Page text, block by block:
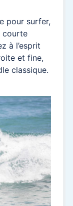
pour surfer,
courte
à l’esprit
et fine,
classique.